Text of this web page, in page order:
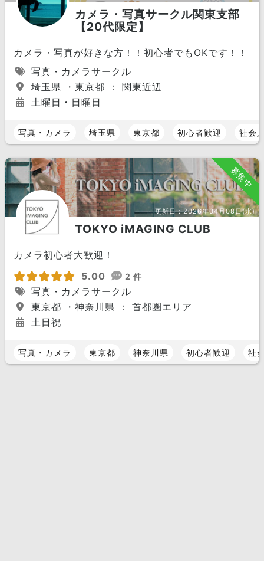
カメラ・写真サークル関東支部
【20代限定】
カメラ・写真が好きな方！！初心者でもOKです！！
写真・カメラサークル
埼玉県 ・東京都 ： 関東近辺
土曜日・日曜日
写真・カメラ 埼玉県 東京都 初心者歓迎 社会
募集中
更新日：2026年04月08日(水)
TOKYO iMAGING CLUB
カメラ初心者大歓迎！
5.00
2 件
写真・カメラサークル
東京都 ・神奈川県 ： 首都圏エリア
土日祝
写真・カメラ 東京都 神奈川県 初心者歓迎 社